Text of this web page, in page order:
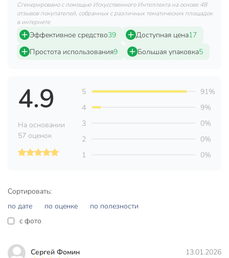
Тип порошок
Назначение
растениях
Класс опасности
Модель
Вес в упаковке
Сгенерировано с помощью Искусственного Интеллекта на основе 48
отзывов покупателей, собранных с различных тематических площадок
в интернете
Эффективное средство39 Доступная цена17
Простота использования9 Большая упаковка5
Сортировать:
по дате
по оценке
по полезности
c фото
Сергей Фомин 13.01.2026
4.9
На основании
57 оценок
5
91%
4
9%
3
0%
2
0%
1
0%